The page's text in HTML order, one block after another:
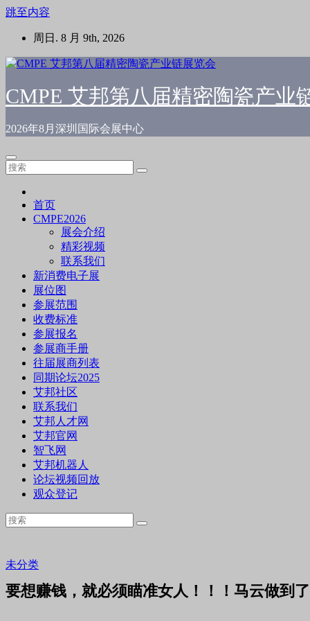
跳至内容
周日. 8 月 9th, 2026
CMPE 艾邦第八届精密陶瓷产业
2026年8月深圳国际会展中心
首页
CMPE2026
展会介绍
精彩视频
联系我们
新消费电子展
展位图
参展范围
收费标准
参展报名
参展商手册
往届展商列表
同期论坛2025
艾邦社区
联系我们
艾邦人才网
艾邦官网
智飞网
艾邦机器人
论坛视频回放
观众登记
未分类
要想赚钱，就必须瞄准女人！！！马云做到